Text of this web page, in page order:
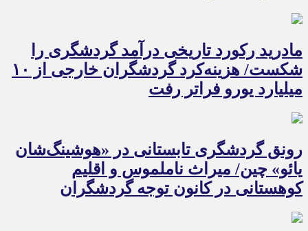
مادرید رکورد تاریخی درآمد گردشگری را
شکست/ هزینه‌کرد گردشگران خارجی از ۱۰
میلیارد یورو فراتر رفت
رونق گردشگری تابستانی در «هوشینگ‌شان
یائو» چین/ میراث ناملموس و اقلیم
کوهستانی در کانون توجه گردشگران